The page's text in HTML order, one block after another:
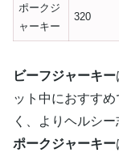
ポークジ
ャーキー
320
ビーフジャーキー
ット中におすすめ
く、よりヘルシ
ポークジャーキー